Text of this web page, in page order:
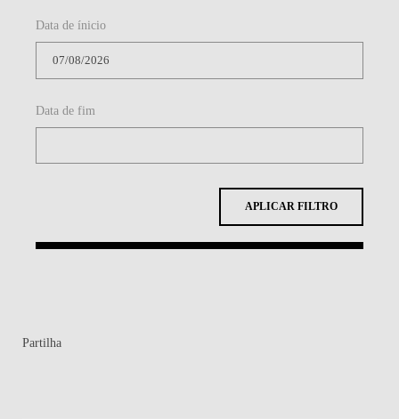
Data de ínicio
Data de fim
APLICAR FILTRO
Partilha